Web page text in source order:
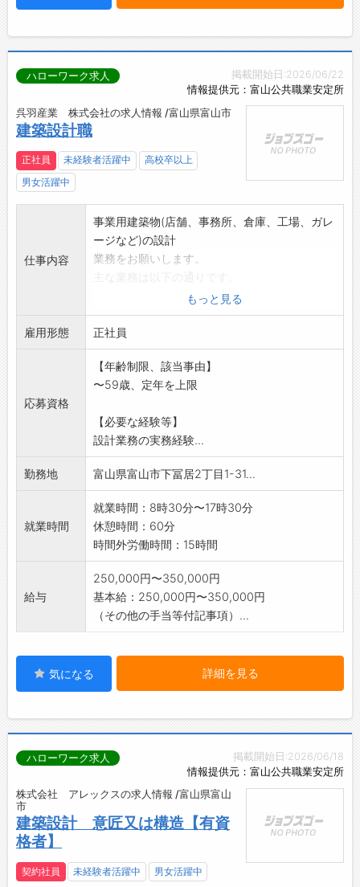
掲載開始日:2026/06/22
情報提供元：富山公共職業安定所
ハローワーク求人
呉羽産業 株式会社の求人情報 /富山県富山市
建築設計職
正社員 未経験者活躍中
高校卒以上
男女活躍中
仕事内容
事業用建築物(店舗、事務所、倉庫、工場、ガレ
ージなど)の設計
業務をお願いします。
◇営業用のプラン図面作成
◇基本設計・詳細設計
◇ご契約頂いたお客様との仕様に関する打ち合
わせ
元請けで設計・施工を行う会社ですので、営業
や施工管理社員と協
使用するCADはJWCADです。 変更範囲:会社
の定める業務
もっと見る
雇用形態 正社員
応募資格
【年齢制限、該当事由】
〜59歳、定年を上限
【必要な経験等】
設計業務の実務経験...
勤務地 富山県富山市下冨居2丁目1-31...
就業時間
就業時間：8時30分〜17時30分
休憩時間：60分
時間外労働時間：15時間
給与
250,000円〜350,000円
基本給：250,000円〜350,000円
（その他の手当等付記事項）...
気になる 詳細を見る
掲載開始日:2026/06/18
情報提供元：富山公共職業安定所
ハローワーク求人
株式会社 アレックスの求人情報 /富山県富山
市
建築設計 意匠又は構造【有資
格者】
契約社員 未経験者活躍中 男女活躍中